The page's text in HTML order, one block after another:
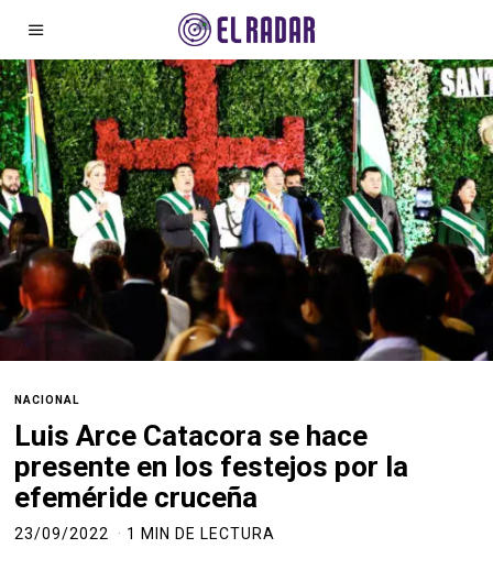
NACIONAL
Luis Arce Catacora se hace
presente en los festejos por la
efeméride cruceña
23/09/2022 1 MIN DE LECTURA